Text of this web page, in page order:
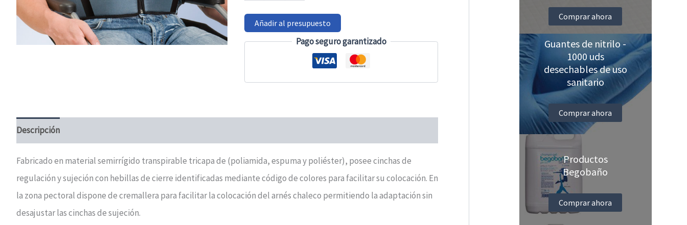
perineal
cantidad
Añadir al presupuesto
Pago seguro garantizado
Descripción
Fabricado en material semirrígido transpirable tricapa de (poliamida, espuma y poliéster), posee cinchas de
regulación y sujeción con hebillas de cierre identificadas mediante código de colores para facilitar su colocación. En
la zona pectoral dispone de cremallera para facilitar la colocación del arnés chaleco permitiendo la adaptación sin
desajustar las cinchas de sujeción.
Comprar ahora
Guantes de nitrilo -
1000 uds
desechables de uso
sanitario
Comprar ahora
Productos
Begobaño
Comprar ahora